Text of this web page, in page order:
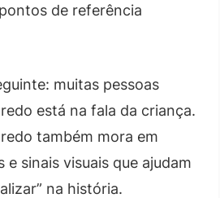
de referência
muitas pessoas
está na fala da criança.
também mora em
sinais visuais que ajudam
na história.